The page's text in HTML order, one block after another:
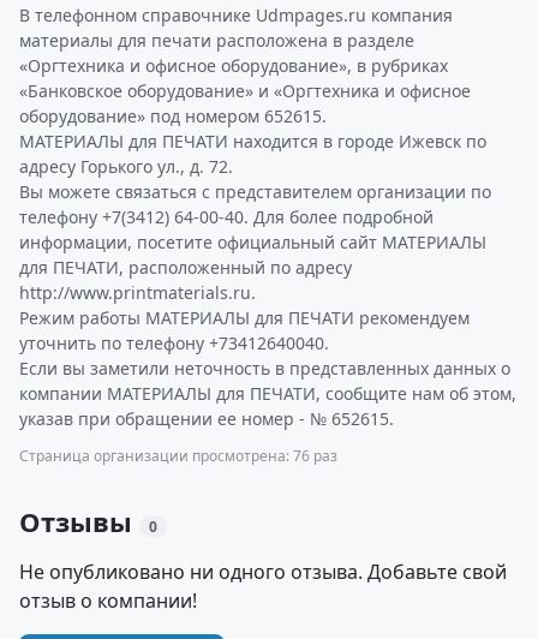
В телефонном справочнике Udmpages.ru компания
материалы для печати расположена в разделе
«Оргтехника и офисное оборудование», в рубриках
«Банковское оборудование» и «Оргтехника и офисное
оборудование» под номером 652615.
МАТЕРИАЛЫ для ПЕЧАТИ находится в городе Ижевск по
адресу Горького ул., д. 72.
Вы можете связаться с представителем организации по
телефону +7(3412) 64-00-40. Для более подробной
информации, посетите официальный сайт МАТЕРИАЛЫ
для ПЕЧАТИ, расположенный по адресу
http://www.printmaterials.ru.
Режим работы МАТЕРИАЛЫ для ПЕЧАТИ рекомендуем
уточнить по телефону +73412640040.
Если вы заметили неточность в представленных данных о
компании МАТЕРИАЛЫ для ПЕЧАТИ, сообщите нам об этом,
указав при обращении ее номер - № 652615.
Страница организации просмотрена: 76 раз
Отзывы 0
Не опубликовано ни одного отзыва. Добавьте свой
отзыв о компании!